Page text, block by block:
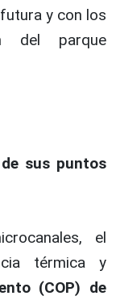
y con los
del parque
sus puntos
el
térmica y
(COP) de